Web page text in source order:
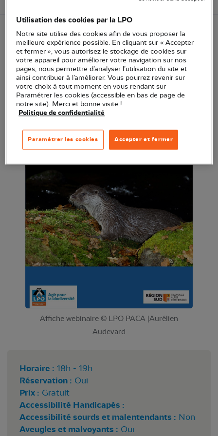
La LPO PACA organise un webinaire le mardi 29
avril 2025, de 18h à 19h.
Affiche webinaire © LPO PACA |Aurélien
Audevard
Horaire : 18h - 19h
Réservation : Oui
Prix : Gratuit
Accessibilité Handicapés :
Accessibilité sourds et malentendants : Non
Aveugles et malvoyants : Oui
Utilisation des cookies par la LPO
Notre site utilise des cookies afin de vous proposer la
meilleure expérience possible. En cliquant sur « Accepter
et fermer », vous autorisez le stockage de cookies sur
votre appareil pour améliorer votre navigation sur nos
pages, nous permettre d’analyser l’utilisation du site et
ainsi contribuer à l’améliorer. Vous pourrez revenir sur
votre choix à tout moment en vous rendant sur
Paramétrer les cookies (accessible en bas de page de
notre site). Merci et bonne visite !
Politique de confidentialité
Accepter et fermer
Paramétrer les cookies